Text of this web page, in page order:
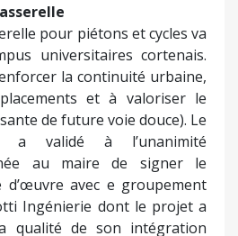
pour piétons et cycles va
universitaires cortenais.
la continuité urbaine,
et à valoriser le
de future voie douce). Le
a validé à l’unanimité
au maire de signer le
d’œuvre avec e groupement
Ingénierie dont le projet a
qualité de son intégration